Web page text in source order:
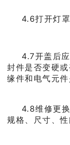
4.6打开灯
4.7开盖后
封件是否变硬
缘件和电气元
4.8维修更
规格、尺寸、